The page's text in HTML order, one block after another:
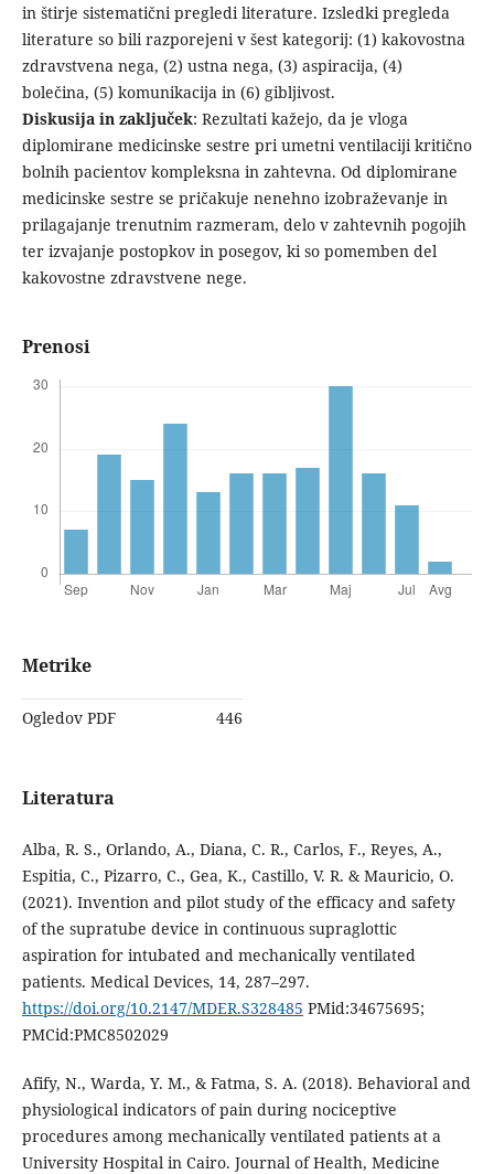
in štirje sistematični pregledi literature. Izsledki pregleda
literature so bili razporejeni v šest kategorij: (1) kakovostna
zdravstvena nega, (2) ustna nega, (3) aspiracija, (4)
bolečina, (5) komunikacija in (6) gibljivost.
Diskusija in zaključek: Rezultati kažejo, da je vloga
diplomirane medicinske sestre pri umetni ventilaciji kritično
bolnih pacientov kompleksna in zahtevna. Od diplomirane
medicinske sestre se pričakuje nenehno izobraževanje in
prilagajanje trenutnim razmeram, delo v zahtevnih pogojih
ter izvajanje postopkov in posegov, ki so pomemben del
kakovostne zdravstvene nege.
Prenosi
Metrike
Ogledov PDF 446
Literatura
Alba, R. S., Orlando, A., Diana, C. R., Carlos, F., Reyes, A.,
Espitia, C., Pizarro, C., Gea, K., Castillo, V. R. & Mauricio, O.
(2021). Invention and pilot study of the efficacy and safety
of the supratube device in continuous supraglottic
aspiration for intubated and mechanically ventilated
patients. Medical Devices, 14, 287–297.
https://doi.org/10.2147/MDER.S328485 PMid:34675695;
PMCid:PMC8502029
Afify, N., Warda, Y. M., & Fatma, S. A. (2018). Behavioral and
physiological indicators of pain during nociceptive
procedures among mechanically ventilated patients at a
University Hospital in Cairo. Journal of Health, Medicine